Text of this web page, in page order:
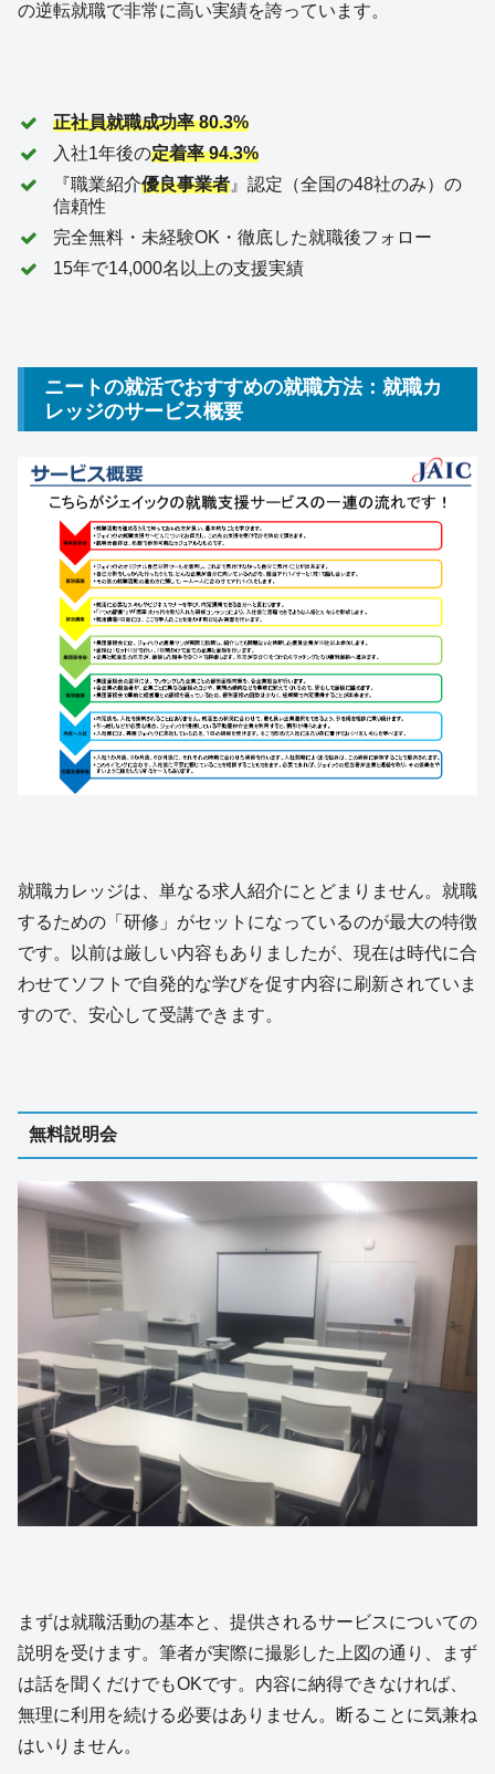
の逆転就職で非常に高い実績を誇っています。
正社員就職成功率 80.3%
入社1年後の定着率 94.3%
『職業紹介優良事業者 』認定（全国の48社のみ）の
信頼性
完全無料・未経験OK・徹底した就職後フォロー
15年で14,000名以上の支援実績
ニートの就活でおすすめの就職方法：就職カ
レッジのサービス概要
就職カレッジは、単なる求人紹介にとどまりません。就職
するための「研修」がセットになっているのが最大の特徴
です。以前は厳しい内容もありましたが、現在は時代に合
わせてソフトで自発的な学びを促す内容に刷新されていま
すので、安心して受講できます。
無料説明会
まずは就職活動の基本と、提供されるサービスについての
説明を受けます。筆者が実際に撮影した上図の通り、まず
は話を聞くだけでもOKです。内容に納得できなければ、
無理に利用を続ける必要はありません。断ることに気兼ね
はいりません。